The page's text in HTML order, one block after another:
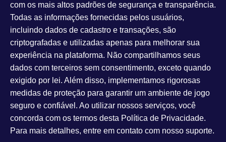
com os mais altos padrões de segurança e transparência.
Todas as informações fornecidas pelos usuários,
incluindo dados de cadastro e transações, são
criptografadas e utilizadas apenas para melhorar sua
experiência na plataforma. Não compartilhamos seus
dados com terceiros sem consentimento, exceto quando
exigido por lei. Além disso, implementamos rigorosas
medidas de proteção para garantir um ambiente de jogo
seguro e confiável. Ao utilizar nossos serviços, você
concorda com os termos desta Política de Privacidade.
Para mais detalhes, entre em contato com nosso suporte.